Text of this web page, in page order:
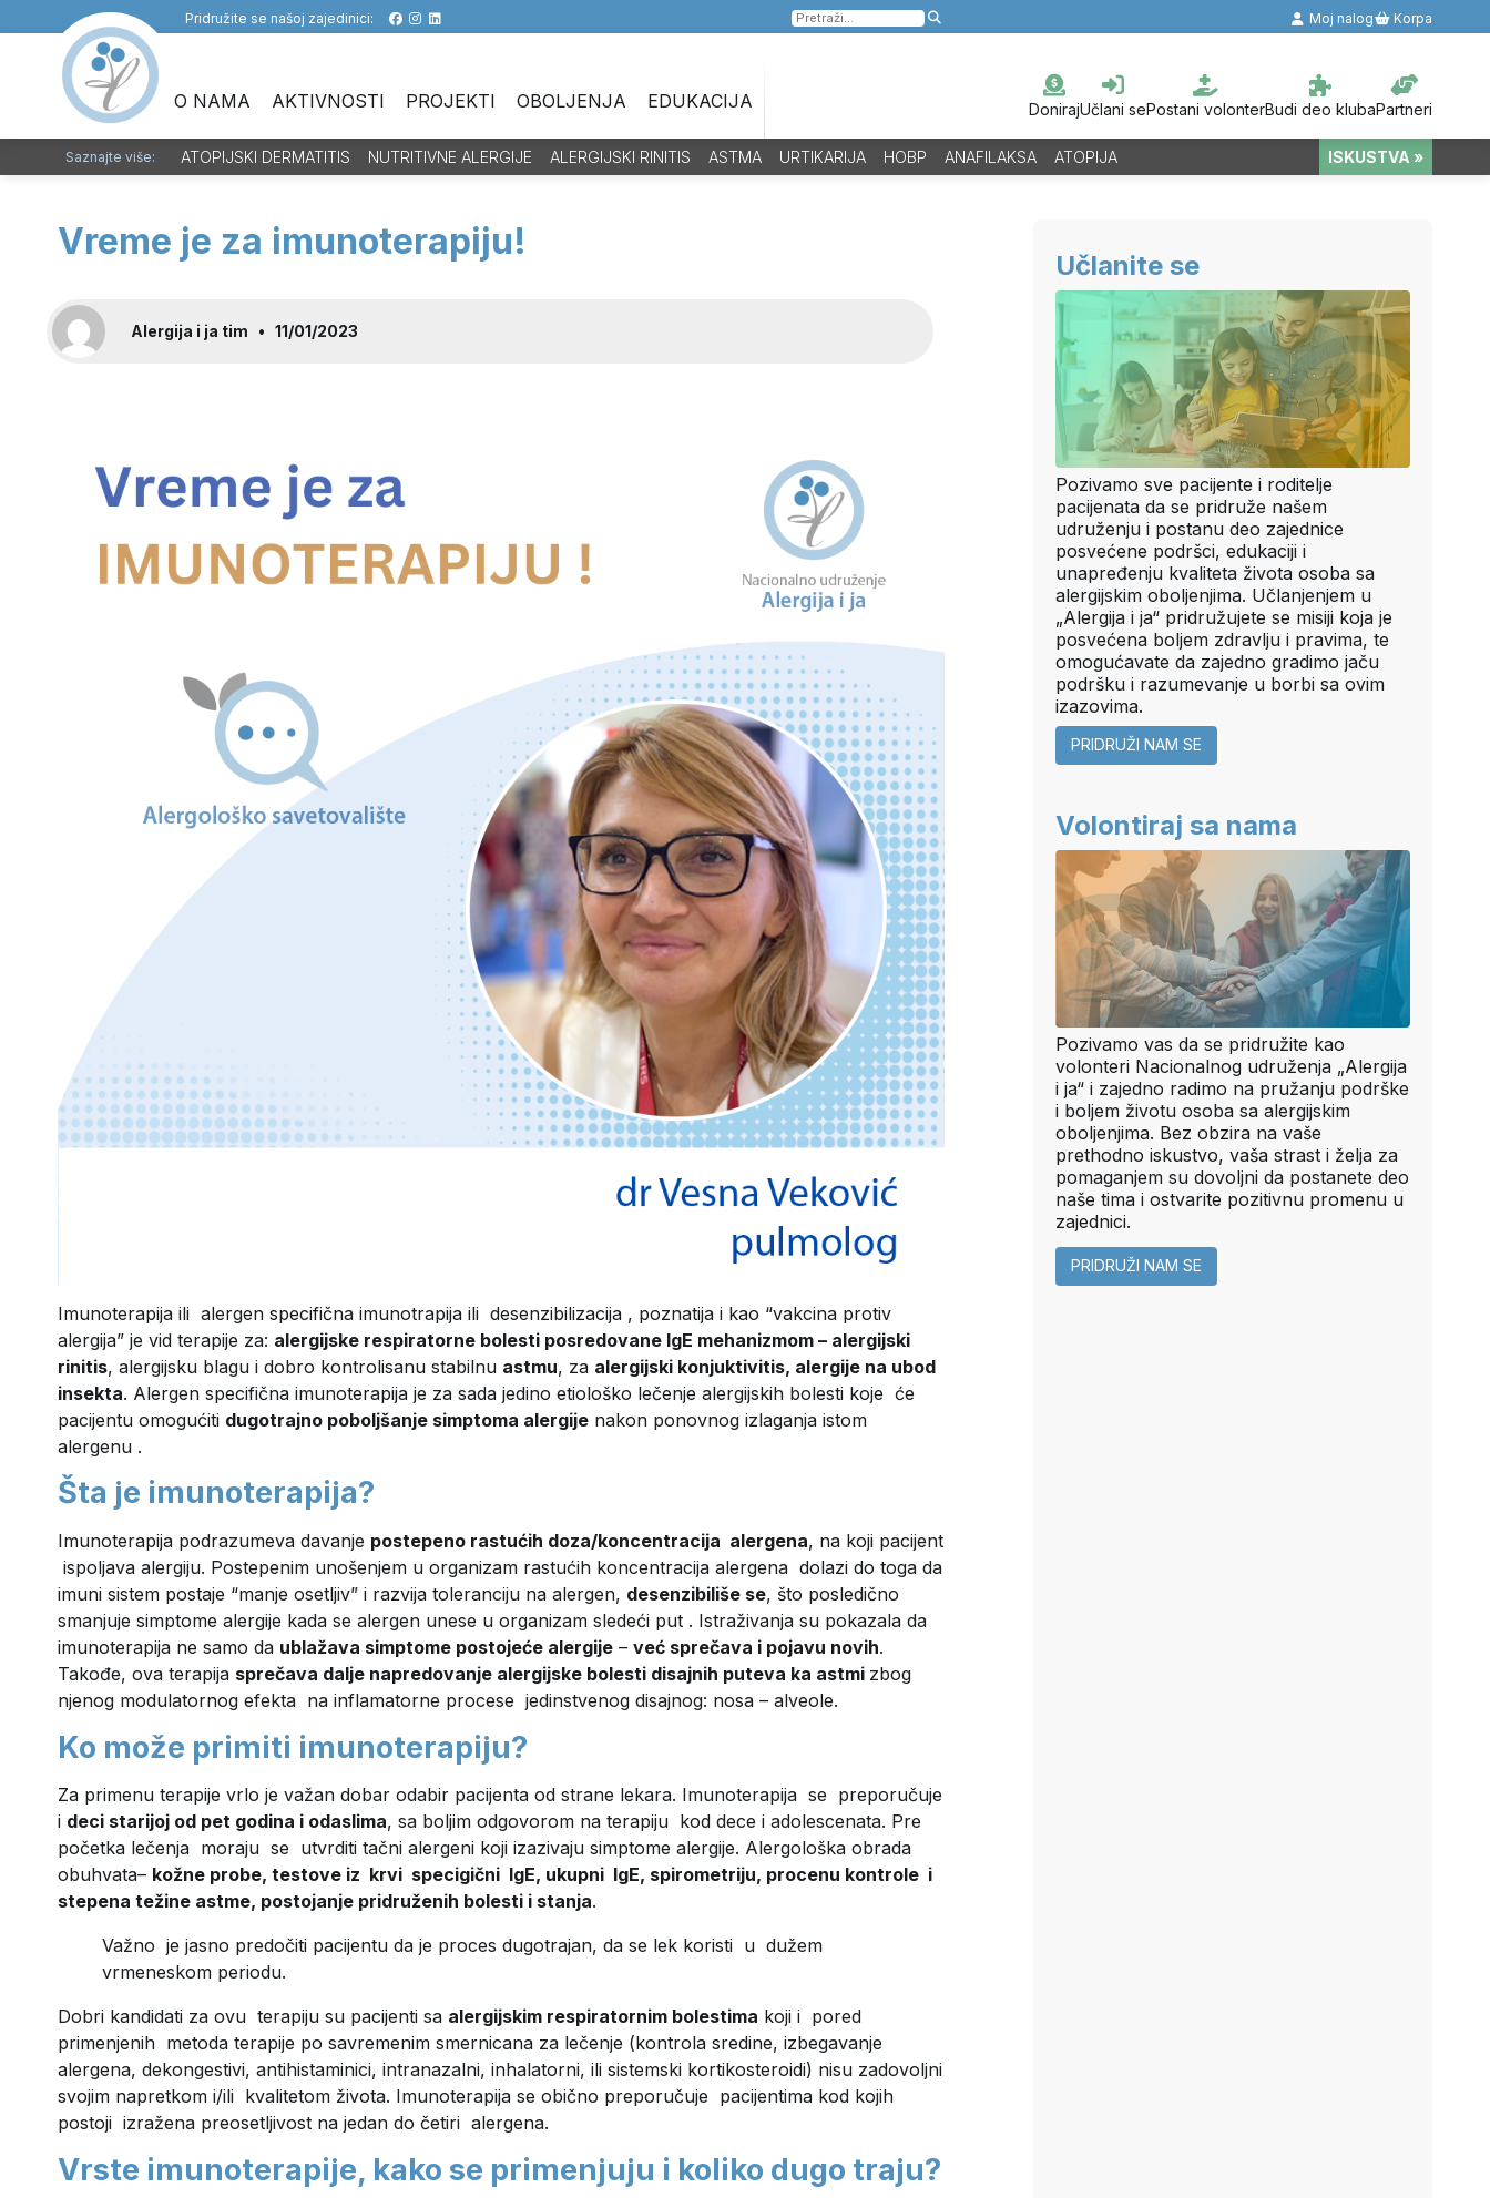
Pridružite se našoj zajedinici:
Pretraga
za:
Moj nalog Korpa
O NAMA AKTIVNOSTI PROJEKTI OBOLJENJA EDUKACIJA DonirajUčlani sePostani volonterBudi deo klubaPartneri
Saznajte više: ATOPIJSKI DERMATITIS NUTRITIVNE ALERGIJE ALERGIJSKI RINITIS ASTMA URTIKARIJA HOBP ANAFILAKSA ATOPIJA ISKUSTVA »
Vreme je za imunoterapiju!
Alergija i ja tim • 11/01/2023
Imunoterapija ili alergen specifična imunotrapija ili desenzibilizacija , poznatija i kao “vakcina protiv
alergija” je vid terapije za: alergijske respiratorne bolesti posredovane IgE mehanizmom – alergijski
rinitis, alergijsku blagu i dobro kontrolisanu stabilnu astmu, za alergijski konjuktivitis, alergije na ubod
insekta. Alergen specifična imunoterapija je za sada jedino etiološko lečenje alergijskih bolesti koje će
pacijentu omogućiti dugotrajno poboljšanje simptoma alergije nakon ponovnog izlaganja istom
alergenu .
Šta je imunoterapija?
Imunoterapija podrazumeva davanje postepeno rastućih doza/koncentracija alergena, na koji pacijent
ispoljava alergiju. Postepenim unošenjem u organizam rastućih koncentracija alergena dolazi do toga da
imuni sistem postaje “manje osetljiv” i razvija toleranciju na alergen, desenzibiliše se, što posledično
smanjuje simptome alergije kada se alergen unese u organizam sledeći put . Istraživanja su pokazala da
imunoterapija ne samo da ublažava simptome postojeće alergije – već sprečava i pojavu novih.
Takođe, ova terapija sprečava dalje napredovanje alergijske bolesti disajnih puteva ka astmi zbog
njenog modulatornog efekta na inflamatorne procese jedinstvenog disajnog: nosa – alveole.
Ko može primiti imunoterapiju?
Za primenu terapije vrlo je važan dobar odabir pacijenta od strane lekara. Imunoterapija se preporučuje
i deci starijoj od pet godina i odaslima, sa boljim odgovorom na terapiju kod dece i adolescenata. Pre
početka lečenja moraju se utvrditi tačni alergeni koji izazivaju simptome alergije. Alergološka obrada
obuhvata– kožne probe, testove iz krvi specigični IgE, ukupni IgE, spirometriju, procenu kontrole i
stepena težine astme, postojanje pridruženih bolesti i stanja.
Važno je jasno predočiti pacijentu da je proces dugotrajan, da se lek koristi u dužem
vrmeneskom periodu.
Dobri kandidati za ovu terapiju su pacijenti sa alergijskim respiratornim bolestima koji i pored
primenjenih metoda terapije po savremenim smernicana za lečenje (kontrola sredine, izbegavanje
alergena, dekongestivi, antihistaminici, intranazalni, inhalatorni, ili sistemski kortikosteroidi) nisu zadovoljni
svojim napretkom i/ili kvalitetom života. Imunoterapija se obično preporučuje pacijentima kod kojih
postoji izražena preosetljivost na jedan do četiri alergena.
Vrste imunoterapije, kako se primenjuju i koliko dugo traju?
Učlanite se
Pozivamo sve pacijente i roditelje
pacijenata da se pridruže našem
udruženju i postanu deo zajednice
posvećene podršci, edukaciji i
unapređenju kvaliteta života osoba sa
alergijskim oboljenjima. Učlanjenjem u
„Alergija i ja“ pridružujete se misiji koja je
posvećena boljem zdravlju i pravima, te
omogućavate da zajedno gradimo jaču
podršku i razumevanje u borbi sa ovim
izazovima.
PRIDRUŽI NAM SE
Volontiraj sa nama
Pozivamo vas da se pridružite kao
volonteri Nacionalnog udruženja „Alergija
i ja“ i zajedno radimo na pružanju podrške
i boljem životu osoba sa alergijskim
oboljenjima. Bez obzira na vaše
prethodno iskustvo, vaša strast i želja za
pomaganjem su dovoljni da postanete deo
naše tima i ostvarite pozitivnu promenu u
zajednici.
PRIDRUŽI NAM SE